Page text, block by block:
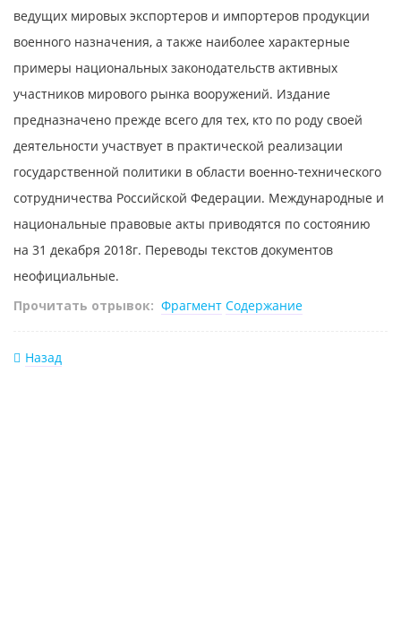
ведущих мировых экспортеров и импортеров продукции
военного назначения, а также наиболее характерные
примеры национальных законодательств активных
участников мирового рынка вооружений. Издание
предназначено прежде всего для тех, кто по роду своей
деятельности участвует в практической реализации
государственной политики в области военно-технического
сотрудничества Российской Федерации. Международные и
национальные правовые акты приводятся по состоянию
на 31 декабря 2018г. Переводы текстов документов
неофициальные.
Прочитать отрывок: Фрагмент Содержание
Назад